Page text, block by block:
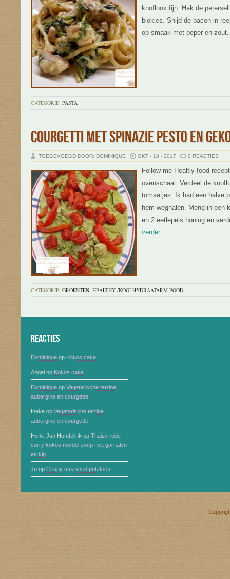
knoflook fijn. Hak de
blokjes. Snijd de bacon in
op smaak met peper en
CATEGORIE: PASTA
COURGETTI MET SPINAZIE PESTO EN
TOEGEVOEGD DOOR: DOMINIQUE OKT - 18 - 2017 0 REACTIES
Follow me Healtly food
ovenschaal. Verdeel de
tomaatjes. Ik had een halve
hem weghalen. Meng in een
en 2 eetlepels honing en
verder...
CATEGORIE: GROENTEN, HEALTHY /KOOLHYDRAATARM FOOD
Reacties
Dominique op Kokos cake
Angel op Kokos cake
Dominique op Vegetarische terrine
aubergine en courgette
Ineke op Vegetarische terrine
aubergine en courgette
Henk-Jan Hondelink op Thaise rode
curry kokos noedel soep met garnalen
en kip
Jo op Crispy smashed potatoes